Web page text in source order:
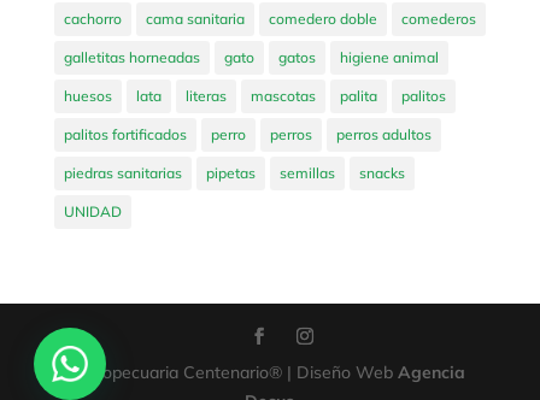
cachorro cama sanitaria comedero doble comederos
galletitas horneadas gato gatos higiene animal
huesos lata literas mascotas palita palitos
palitos fortificados perro perros perros adultos
piedras sanitarias pipetas semillas snacks
UNIDAD
Agropecuaria Centenario® | Diseño WebAgencia